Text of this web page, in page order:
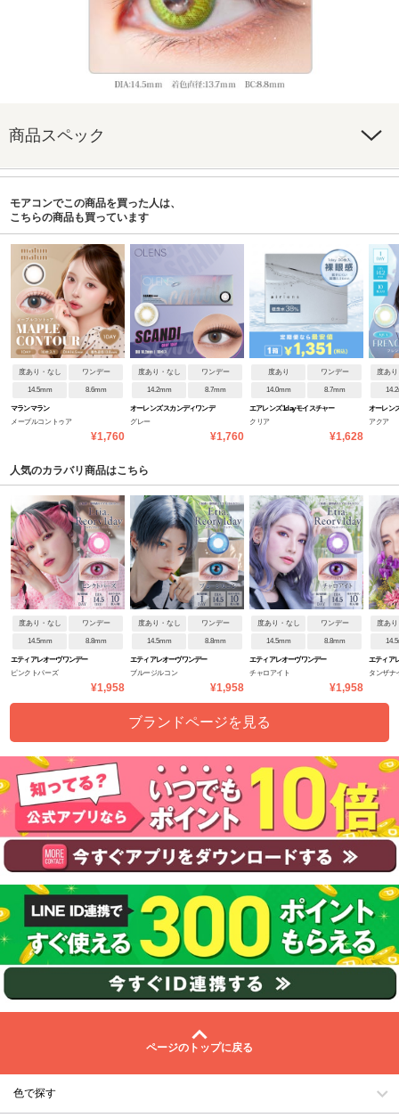
商品スペック
モアコンでこの商品を買った人は、
こちらの商品も買っています
度あり・なし ワンデー
14.5mm 8.6mm
マランマラン
メープルコントゥア
¥1,760
度あり・なし ワンデー
14.2mm 8.7mm
オーレンズ スカンディワンデ
グレー
¥1,760
度あり ワンデー
14.0mm 8.7mm
エアレンズ 1day モイスチャー
クリア
¥1,628
度あ
オーレン
アクア
人気のカラバリ商品はこちら
度あり・なし ワンデー
14.5mm 8.8mm
エティアレオーヴワンデー
ピンクトパーズ
¥1,958
度あり・なし ワンデー
14.5mm 8.8mm
エティアレオーヴワンデー
ブルージルコン
¥1,958
度あり・なし ワンデー
14.5mm 8.8mm
エティアレオーヴワンデー
チャロアイト
¥1,958
度あ
エティア
タンザナ
ブランドページを見る
ページのトップに戻る
色で探す